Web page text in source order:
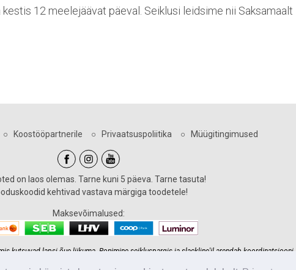
kestis 12 meelejäävat päeval. Seiklusi leidsime nii Saksamaalt
Koostööpartnerile ○ Privaatsuspoliitika ○ Müügitingimused
on laos olemas. Tarne kuni 5 päeva. Tarne tasuta!
kehtivad vastava märgiga toodetele!
Maksevõimalused:
kutsuvad lapsi õue liikuma. Ronimine seikluspargis ja slackline'il arendab koordinatsiooni,